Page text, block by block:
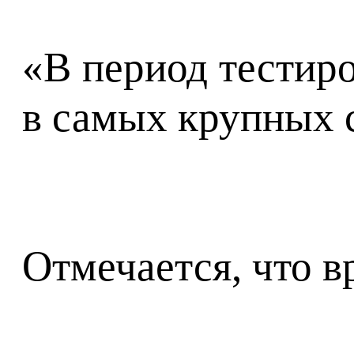
«В период
в самых крупных
Отмечается, что